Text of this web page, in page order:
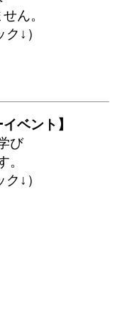
ん。
↓）
ベント】
び
。
↓）